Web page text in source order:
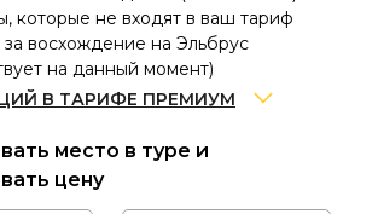
В ТАРИФЕ ПРЕМИУМ
которые не входят в ваш тариф
восхождение на Эльбрус
на данный момент)
цены аренды
всех обязательных
снаряжения и одежды по скидке 30
место в туре и
цену